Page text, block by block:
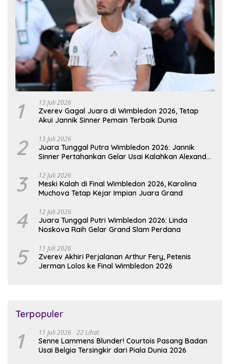
1 13 Juli 2026
Zverev Gagal Juara di Wimbledon 2026, Tetap
Akui Jannik Sinner Pemain Terbaik Dunia
2 13 Juli 2026
Juara Tunggal Putra Wimbledon 2026: Jannik
Sinner Pertahankan Gelar Usai Kalahkan Alexander
3 12 Juli 2026
Meski Kalah di Final Wimbledon 2026, Karolina
Muchova Tetap Kejar Impian Juara Grand
4 12 Juli 2026
Juara Tunggal Putri Wimbledon 2026: Linda
Noskova Raih Gelar Grand Slam Perdana
5 11 Juli 2026
Zverev Akhiri Perjalanan Arthur Fery, Petenis
Jerman Lolos ke Final Wimbledon 2026
Terpopuler
1 11 Juli 2026 22 Lihat
Senne Lammens Blunder! Courtois Pasang Badan
Usai Belgia Tersingkir dari Piala Dunia 2026